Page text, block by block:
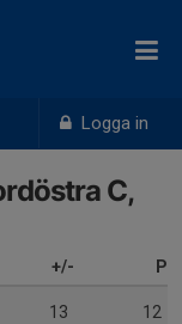
Logga in
C,
+/- P
13 12